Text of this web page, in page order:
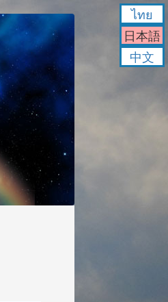
ไทย
日本語
中文